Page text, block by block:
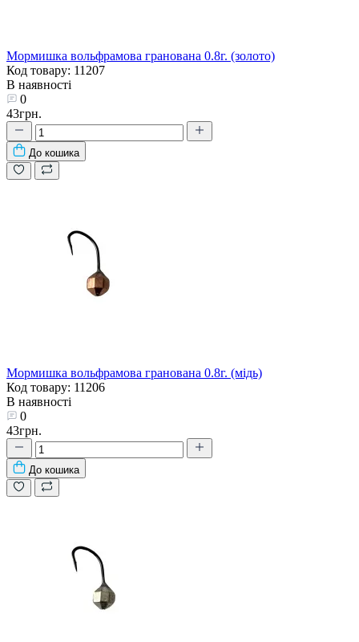
Мормишка вольфрамова гранована 0.8г. (золото)
Код товару: 11207
В наявності
0
43грн.
До кошика
Мормишка вольфрамова гранована 0.8г. (мідь)
Код товару: 11206
В наявності
0
43грн.
До кошика